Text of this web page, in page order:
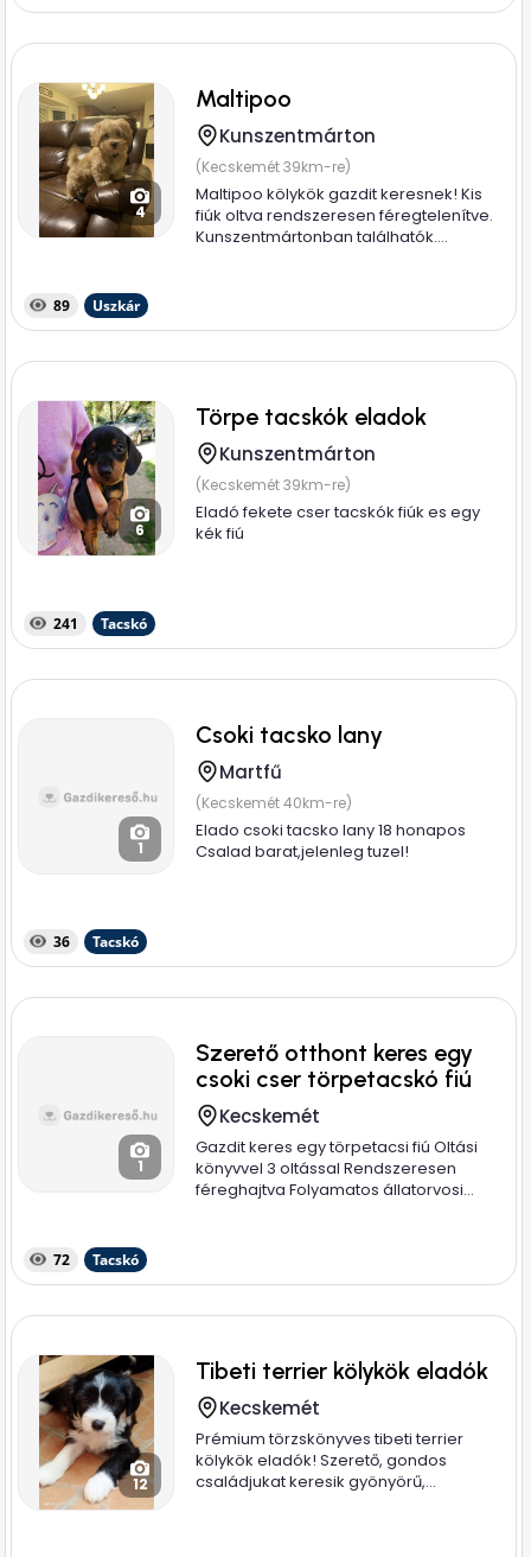
4
Maltipoo
Kunszentmárton
(Kecskemét 39km-re)
Maltipoo kölykök gazdit keresnek! Kis
fiúk oltva rendszeresen féregtelenítve.
Kunszentmártonban találhatók....
89 Uszkár
6
Törpe tacskók eladok
Kunszentmárton
(Kecskemét 39km-re)
Eladó fekete cser tacskók fiúk es egy
kék fiú
241 Tacskó
1
Csoki tacsko lany
Martfű
(Kecskemét 40km-re)
Elado csoki tacsko lany 18 honapos
Csalad barat,jelenleg tuzel!
36 Tacskó
1
Szerető otthont keres egy
csoki cser törpetacskó fiú
Kecskemét
Gazdit keres egy törpetacsi fiú Oltási
könyvvel 3 oltással Rendszeresen
féreghajtva Folyamatos állatorvosi...
72 Tacskó
12
Tibeti terrier kölykök eladók
Kecskemét
Prémium törzskönyves tibeti terrier
kölykök eladók! Szerető, gondos
családjukat keresik gyönyörű,...